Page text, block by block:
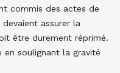
commis des actes de
assurer la
être durement réprimé.
en soulignant la gravité